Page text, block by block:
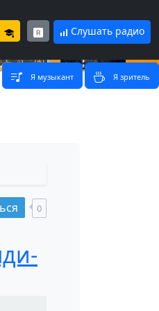
Слушать радио
Я музыкант Я зритель
0